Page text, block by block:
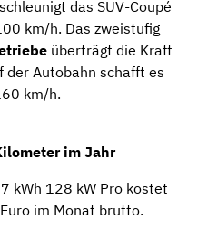
das SUV-Coupé
km/h. Das zweistufig
überträgt die Kraft
der Autobahn schafft es
km/h.
im Jahr
kWh 128 kW Pro kostet
im Monat brutto.